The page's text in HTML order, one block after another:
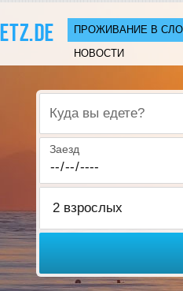
ПРОЖИВАНИЕ В
НОВОСТИ
Куда вы едете?
Заезд